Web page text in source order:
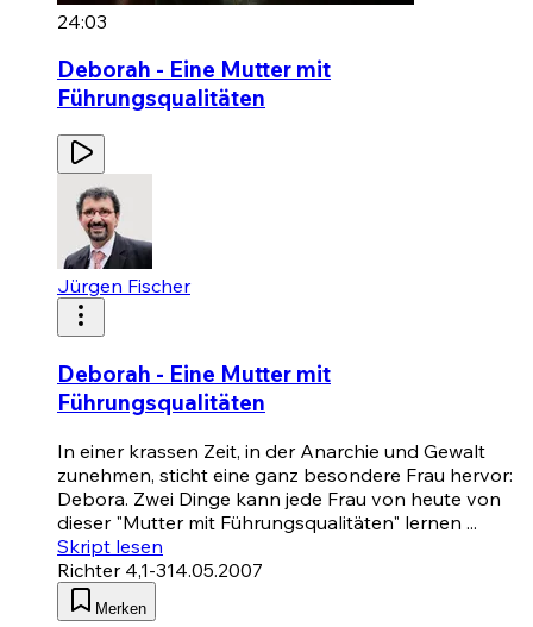
24:03
Deborah - Eine Mutter mit
Führungsqualitäten
Jürgen Fischer
Deborah - Eine Mutter mit
Führungsqualitäten
In einer krassen Zeit, in der Anarchie und Gewalt
zunehmen, sticht eine ganz besondere Frau hervor:
Debora. Zwei Dinge kann jede Frau von heute von
dieser "Mutter mit Führungsqualitäten" lernen ...
Skript lesen
Richter 4,1-314.05.2007
Merken